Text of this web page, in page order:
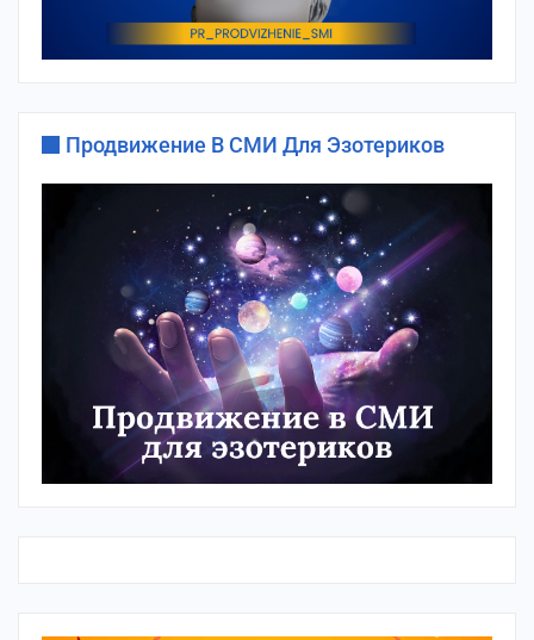
Продвижение В СМИ Для Эзотериков